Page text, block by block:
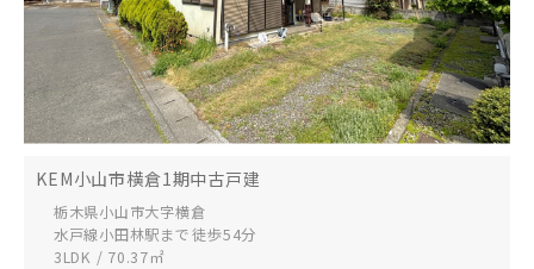
KEM小山市横倉1期中古戸建
栃木県小山市大字横倉
水戸線小田林駅まで 徒歩54分
3LDK / 70.37㎡